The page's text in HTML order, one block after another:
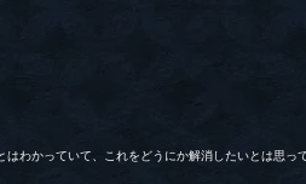
わかっていて、これをどうにか解消したいとは思っ